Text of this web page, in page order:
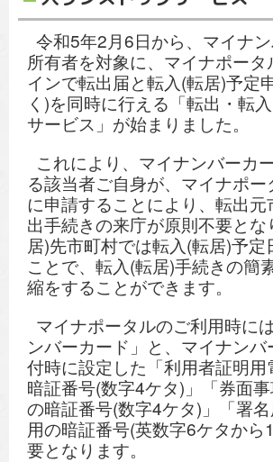
令和5年2月6日から、マイナ
所有者を対象に、マイナポータ
インで転出届と転入(転居)予定
く)を同時に行える「転出・転
サービス」が始まりました。
これにより、マイナンバーカ
る該当者ご自身が、マイナポ
に申請することにより、転出
出手続きの来庁が原則不要とな
居)先市町村では転入(転居)予定
ことで、転入(転居)手続きの簡
縮をすることができます。
マイナポータルのご利用時に
ンバーカード」と、マイナン
付時に設定した「利用者証明
暗証番号(数字4ケタ)」「券面
の暗証番号(数字4ケタ)」「署
用の暗証番号(英数字6ケタから
要となります。